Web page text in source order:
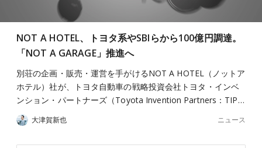
NOT A HOTEL、トヨタ系やSBIらから100億円調達。
「NOT A GARAGE」推進へ
別荘の企画・販売・運営を手がけるNOT A HOTEL（ノットア
ホテル）社が、トヨタ自動車の戦略投資会社トヨタ・インベ
ンション・パートナーズ（Toyota Invention Partners：TIP…
大津賀新也 ニュース